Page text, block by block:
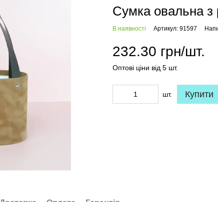
Сумка овальна з
В наявності Артикул: 91597
232.30 грн/шт.
Оптові ціни від 5 шт.
шт. Купити